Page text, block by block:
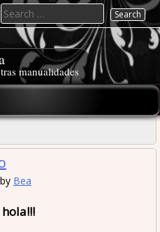
manualidades
Search
for:
by Bea